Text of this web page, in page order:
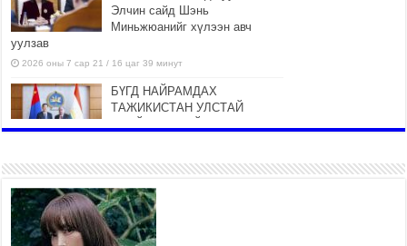
Элчин сайд Шэнь
Миньжюанийг хүлээн авч
уулзав
2026 оны 7 сар 21 / 16 цаг 39 минут
БҮГД НАЙРАМДАХ
ТАЖИКИСТАН УЛСТАЙ
26,992 суралцагч хотхоны бага
сургуульд, 8100 суралцагч
төрөлжсөн ахлах сургуульд
суралцана